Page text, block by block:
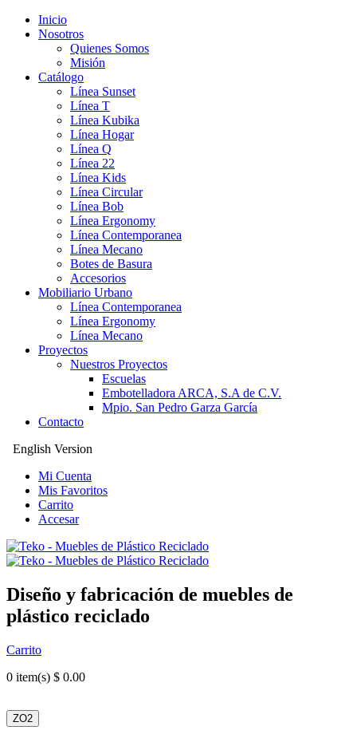
Inicio
Nosotros
Quienes Somos
Misión
Catálogo
Línea Sunset
Línea T
Línea Kubika
Línea Hogar
Línea Q
Línea 22
Línea Kids
Línea Circular
Línea Bob
Línea Ergonomy
Línea Contemporanea
Línea Mecano
Botes de Basura
Accesorios
Mobiliario Urbano
Línea Contemporanea
Línea Ergonomy
Línea Mecano
Proyectos
Nuestros Proyectos
Escuelas
Embotelladora ARCA, S.A de C.V.
Mpio. San Pedro Garza García
Contacto
English Version
Mi Cuenta
Mis Favoritos
Carrito
Accesar
Diseño y fabricación de muebles de
plástico reciclado
Carrito
0 item(s) $ 0.00
ZO2